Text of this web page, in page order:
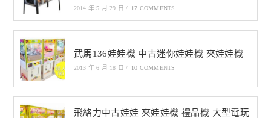
2014 年 5 月 29 日 / 17 COMMENTS
武馬136娃娃機 中古迷你娃娃機 夾娃娃機
2013 年 6 月 18 日 / 10 COMMENTS
飛絡力中古娃娃 夾娃娃機 禮品機 大型電玩